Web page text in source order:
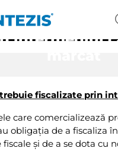
trebuie
intermediul
fiscalizate prin
care comercializează
obligația de a fiscaliza
fiscale și de a se dota cu